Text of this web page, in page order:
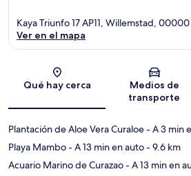
Sección
Kaya Triunfo 17 AP11, Willemstad, 00000
Ver en el mapa
Qué hay cerca
Medios de
transporte
Plantación de Aloe Vera Curaloe- A 3 min
Playa Mambo- A 13 min en auto- 9.6 km
Acuario Marino de Curazao- A 13 min en